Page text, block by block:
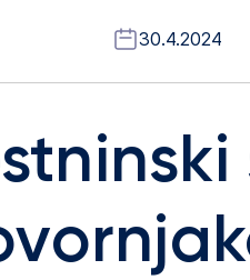
30.4.2024